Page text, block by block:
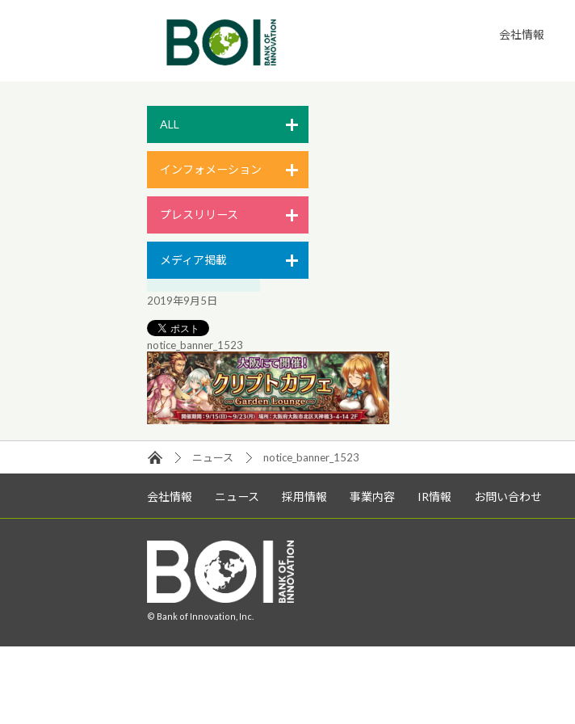
会社情報
ALL
インフォメーション
プレスリリース
メディア掲載
2019年9月5日
notice_banner_1523
ニュース notice_banner_1523
会社情報 ニュース 採用情報 事業内容 IR情報 お問い合わせ
© Bank of Innovation, Inc.